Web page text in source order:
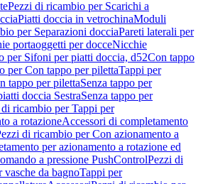
Pezzi di ricambio per Scarichi a
Piatti doccia in vetrochinaModuli
per Separazioni docciaPareti laterali per
portaoggetti per docceNicchie
per Sifoni per piatti doccia, d52Con tappo
per Con tappo per pilettaTappi per
tappo per pilettaSenza tappo per
doccia SestraSenza tappo per
ricambio per Tappi per
a rotazioneAccessori di completamento
di ricambio per Con azionamento a
per azionamento a rotazione ed
a pressione PushControlPezzi di
da bagnoTappi per